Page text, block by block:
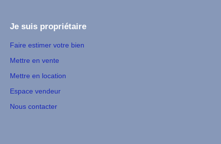
Je suis propriétaire
Faire estimer votre bien
Mettre en vente
Mettre en location
Espace vendeur
Nous contacter